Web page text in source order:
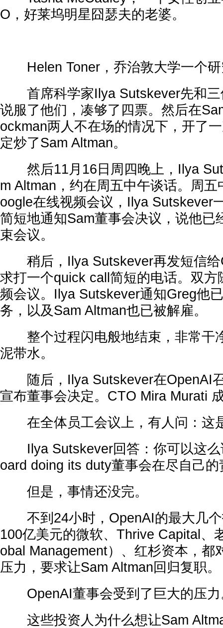
O，好莱坞明星囧瑟夫的老婆。
Helen Toner，乔治敦大学一个研
首席科学家Ilya Sutskever先和三
说服了他们，凑够了四票。然后在
ockman两人不在场的情况下，开了
定炒了Sam Altman。
然后11月16日周四晚上，Ilya
m Altman，约在周五中午谈话。周
oogle在线视频会议，Ilya Sutskever
简短地通知Sam董事会决议，说他已
束会议。
稍后，Ilya Sutskever再发短信给
求打一个quick call简短的电话。双方
频会议。Ilya Sutskever通知Greg他
务，以及Sam Altman也已被解雇。
整个过程闪电般地结束，非常干
泥带水。
随后，Ilya Sutskever在OpenAI
宣布董事会决定。CTO Mira Murati
在全体员工会议上，有人问：这
Ilya Sutskever回答：你可以这么
oard doing its duty董事会在尽自己的
但是，事情还没完。
不到24小时，OpenAI的最大几个
100亿美元的微软、Thrive Capital、
obal Management）、红杉资本，都
压力，要求让Sam Altman回归复职。
OpenAI董事会受到了巨大的压力
这些投资人为什么想让Sam